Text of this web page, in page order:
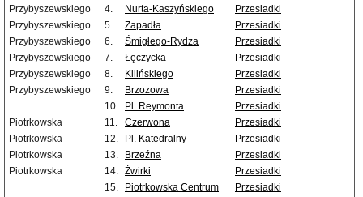
Przybyszewskiego
4. Nurta-Kaszyńskiego
Przesiadki
Przybyszewskiego
5. Zapadła
Przesiadki
Przybyszewskiego
6. Śmigłego-Rydza
Przesiadki
Przybyszewskiego
7. Łęczycka
Przesiadki
Przybyszewskiego
8. Kilińskiego
Przesiadki
Przybyszewskiego
9. Brzozowa
Przesiadki
10.
Pl. Reymonta
Przesiadki
Piotrkowska
11. Czerwona
Przesiadki
Piotrkowska
12. Pl. Katedralny
Przesiadki
Piotrkowska
13. Brzeźna
Przesiadki
Piotrkowska
14. Żwirki
Przesiadki
15.
Piotrkowska Centrum
Przesiadki